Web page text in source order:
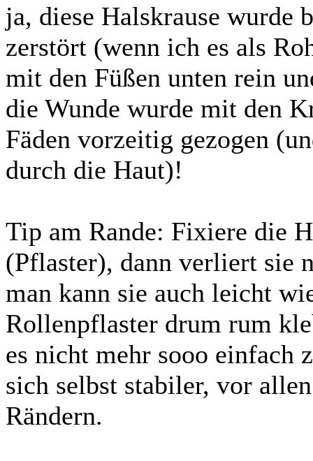
ja, diese Halskrause wurde
zerstört (wenn ich es als
mit den Füßen unten rein
die Wunde wurde mit den
Fäden vorzeitig gezogen
durch die Haut)!
Tip am Rande: Fixiere die
(Pflaster), dann verliert sie
man kann sie auch leicht
Rollenpflaster drum rum
es nicht mehr sooo einfach
sich selbst stabiler, vor
Rändern.